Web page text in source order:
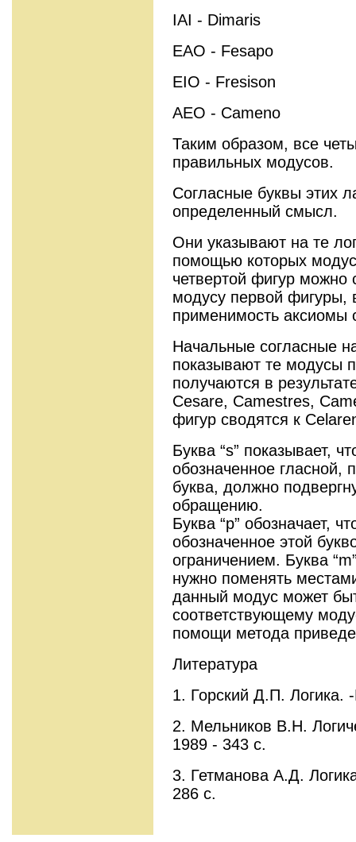
IAI - Dimaris
EAO - Fesapo
EIO - Fresison
AEO - Cameno
Таким образом, все
правильных модусов.
Согласные буквы этих
определенный смысл.
Они указывают на те
помощью которых
четвертой фигур можно
модусу первой фигуры,
применимость аксиомы
Начальные согласные
показывают те модусы
получаются в
Cesare, Camestres,
фигур сводятся к
Буква “s” показывает,
обозначенное гласной,
буква, должно
обращению.
Буква “p” обозначает,
обозначенное этой
ограничением. Буква
нужно поменять
данный модус может
соответствующему
помощи метода
Литература
1. Горский Д.П. Логика.
2. Мельников В.Н.
1989 - 343 с.
3. Гетманова А.Д.
286 с.